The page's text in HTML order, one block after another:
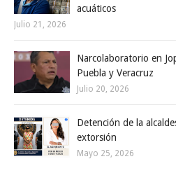
acuáticos
Julio 21, 2026
Narcolaboratorio en
Puebla y Veracruz
Julio 20, 2026
Detención de la
extorsión
Mayo 25, 2026